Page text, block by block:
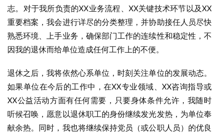
志。对于我所负责的XX业务流程、XX关键技术环节以及XX
重要档案，我会进行详尽的分类整理，并协助接任人员尽快
熟悉环境、上手业务，确保部门工作的连续性和稳定性，不
因我的退休而给单位造成任何工作上的不便。
退休之后，我将依然心系单位，时刻关注单位的发展动态。
如果单位在今后的工作中，在XX专业领域、XX咨询指导或
XX公益活动方面有任何需要，只要身体条件允许，我随时
听候召唤，愿意以退休职工的身份继续发光发热，为单位奉
献余热。同时，我也将继续保持党员（或公职人员）的优良